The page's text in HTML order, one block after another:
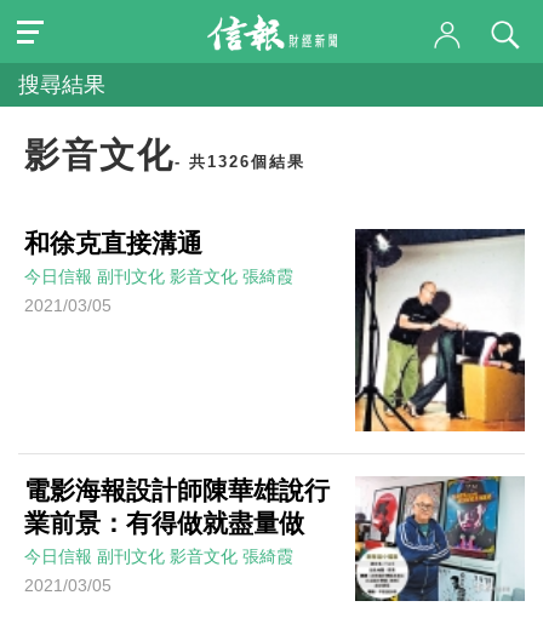
搜尋結果
影音文化- 共1326個結果
和徐克直接溝通
今日信報 副刊文化 影音文化 張綺霞
2021/03/05
電影海報設計師陳華雄說行
業前景：有得做就盡量做
今日信報 副刊文化 影音文化 張綺霞
2021/03/05